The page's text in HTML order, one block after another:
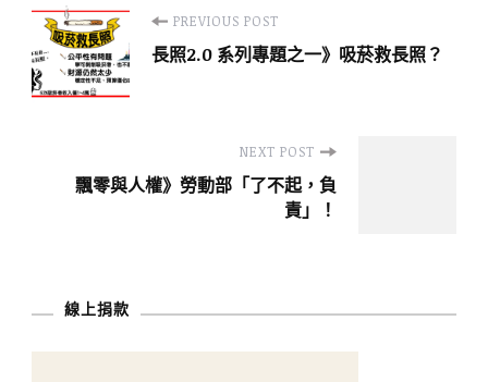
Post
Navigation
PREVIOUS POST
長照2.0 系列專題之一》吸菸救長照？
NEXT POST
飄零與人權》勞動部「了不起，負
責」！
線上捐款